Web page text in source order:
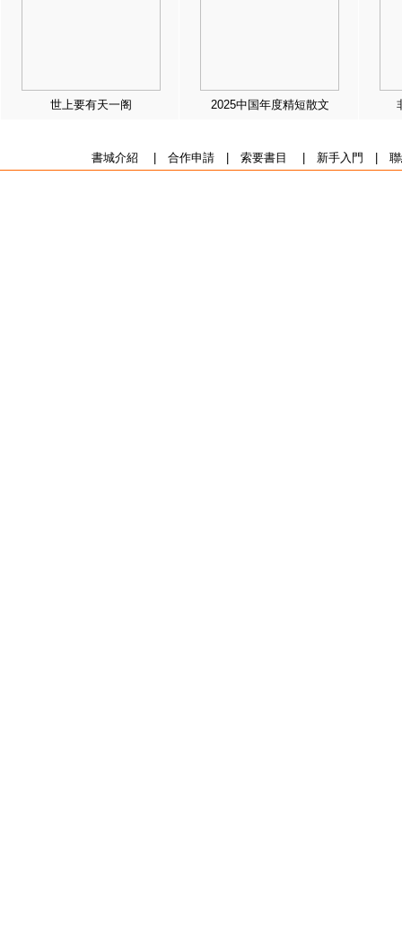
世上要有天一阁 2025中国年度精短散文
書城介紹 合作申請| 索要書目 新手入門